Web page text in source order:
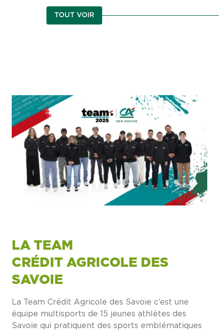
TOUT VOIR
LA TEAM
CRÉDIT AGRICOLE DES
SAVOIE
La Team Crédit Agricole des Savoie c’est une
équipe multisports de 15 jeunes athlètes des
Savoie qui pratiquent des sports emblématiques